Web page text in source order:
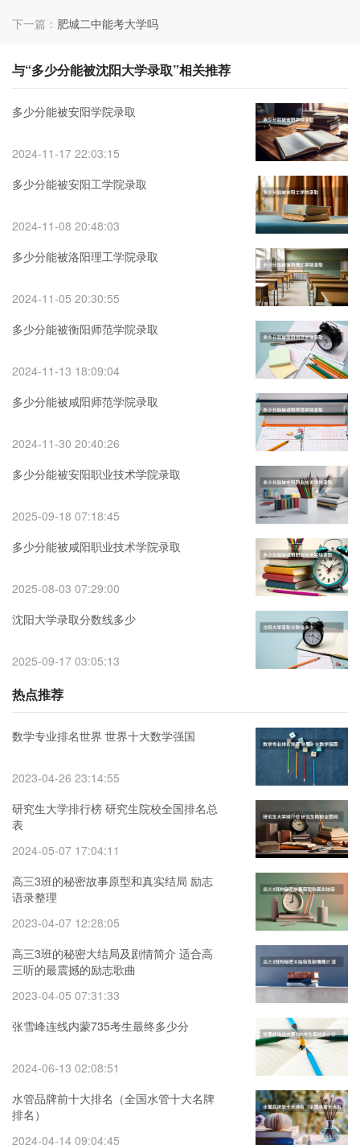
下一篇： 肥城二中能考大学吗
与“多少分能被沈阳大学录取”相关推荐
多少分能被安阳学院录取
2024-11-17 22:03:15
多少分能被安阳工学院录取
2024-11-08 20:48:03
多少分能被洛阳理工学院录取
2024-11-05 20:30:55
多少分能被衡阳师范学院录取
2024-11-13 18:09:04
多少分能被咸阳师范学院录取
2024-11-30 20:40:26
多少分能被安阳职业技术学院录取
2025-09-18 07:18:45
多少分能被咸阳职业技术学院录取
2025-08-03 07:29:00
沈阳大学录取分数线多少
2025-09-17 03:05:13
热点推荐
数学专业排名世界 世界十大数学强国
2023-04-26 23:14:55
研究生大学排行榜 研究生院校全国排名总
表
2024-05-07 17:04:11
高三3班的秘密故事原型和真实结局 励志
语录整理
2023-04-07 12:28:05
高三3班的秘密大结局及剧情简介 适合高
三听的最震撼的励志歌曲
2023-04-05 07:31:33
张雪峰连线内蒙735考生最终多少分
2024-06-13 02:08:51
水管品牌前十大排名（全国水管十大名牌
排名）
2024-04-14 09:04:45